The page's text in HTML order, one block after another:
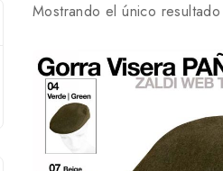
Mostrando el único resultado